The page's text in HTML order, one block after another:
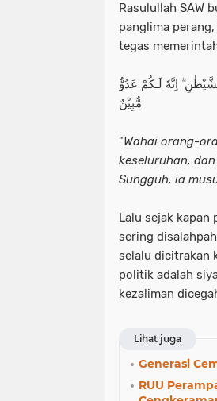
Rasulullah SAW
panglima
tegas
اِنَّهٗ لَـکُمْ عَدُوٌّ
مُّبِيْنٌ
"Wahai orang-
keseluruhan,
Sungguh, ia
Lalu sejak
sering
selalu dicitrakan
politik adalah
kezaliman
Lihat juga
Generasi
RUU